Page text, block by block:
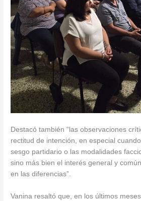
Destacó también “las observaciones
rectitud de intención, en especial
sesgo partidario o las modalidades
sino más bien el interés general y
en las diferencias”.
Vanina resaltó que, en los últimos